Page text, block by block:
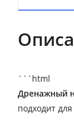
```html
Дренажный
подходит